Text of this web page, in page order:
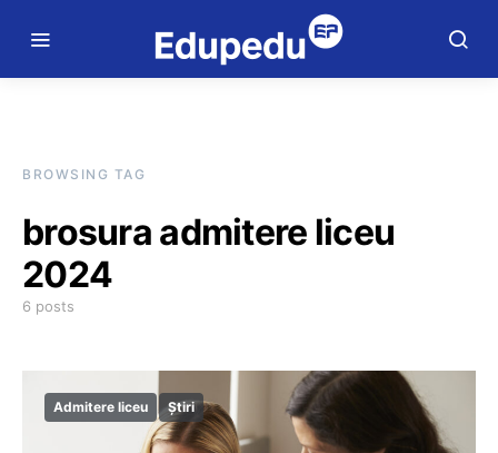
BROWSING TAG
brosura admitere liceu
2024
6 posts
Admitere liceu Știri